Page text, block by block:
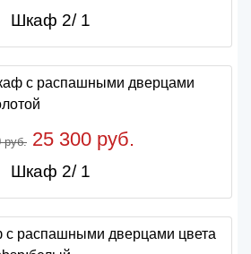
Шкаф 2/ 1
руб. 25 300 руб.
Шкаф 2/ 1